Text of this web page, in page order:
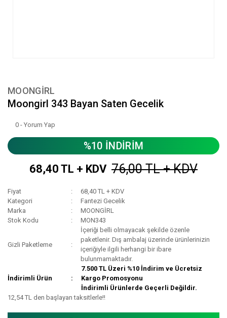
MOONGİRL
Moongirl 343 Bayan Saten Gecelik
0 - Yorum Yap
%10 İNDİRİM
68,40 TL + KDV 76,00 TL + KDV
Fiyat
68,40 TL + KDV
Kategori
Fantezi Gecelik
Marka
MOONGİRL
Stok Kodu
MON343
Gizli Paketleme
İçeriği belli olmayacak şekilde özenle
paketlenir. Dış ambalaj üzerinde ürünlerinizin
içeriğiyle ilgili herhangi bir ibare
bulunmamaktadır.
İndirimli Ürün
7.500 TL Üzeri %10 İndirim ve Ücretsiz
Kargo Promosyonu
İndirimli Ürünlerde Geçerli Değildir.
12,54 TL den başlayan taksitlerle!!